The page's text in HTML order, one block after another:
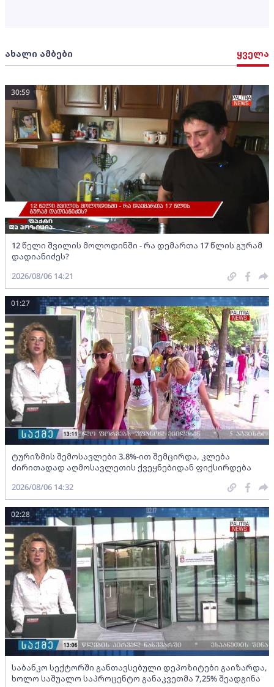
ახალი ამბები ყველა
12 წელი შვილის მოლოდინში - რა დემართა 17 წლის გურამ
დადიანიძეს?
30:59
2026/08/06 14:21
ტურიზმის შემოსავლები 3.8%-ით შემცირდა, კლება
ძირითადად აღმოსავლეთის ქვეყნებიდან ფიქსირდება
01:27
2026/08/06 14:32
საბანკო სექტორში განთავსებული დეპოზიტები გაიზარდა,
ხოლო საშუალო საპროცენტო განაკვეთმა 7,25% შეადგინა
02:28